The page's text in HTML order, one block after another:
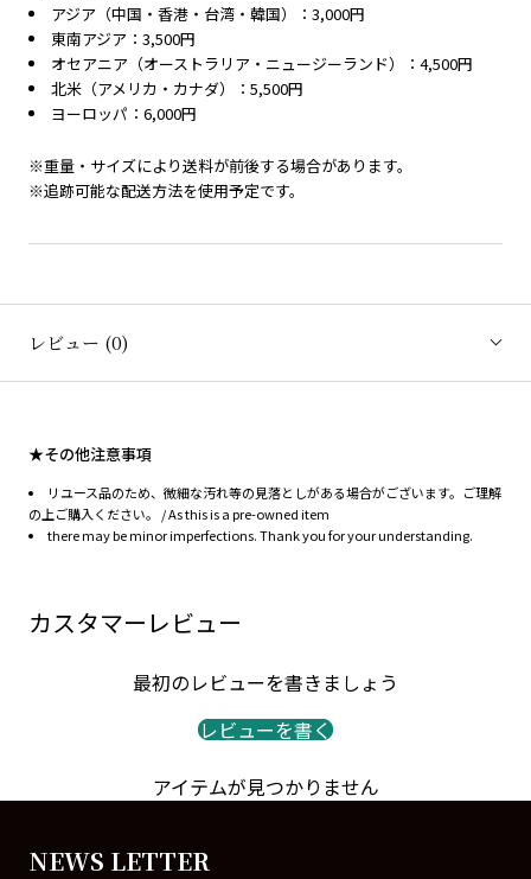
アジア（中国・香港・台湾・韓国）：3,000円
東南アジア：3,500円
オセアニア（オーストラリア・ニュージーランド）：4,500円
北米（アメリカ・カナダ）：5,500円
ヨーロッパ：6,000円
※重量・サイズにより送料が前後する場合があります。
※追跡可能な配送方法を使用予定です。
レビュー (0)
★その他注意事項
リユース品のため、微細な汚れ等の見落としがある場合がございます。ご理解
の上ご購入ください。 / As this is a pre-owned item
there may be minor imperfections. Thank you for your understanding.
カスタマーレビュー
最初のレビューを書きましょう
レビューを書く
アイテムが見つかりません
NEWS LETTER